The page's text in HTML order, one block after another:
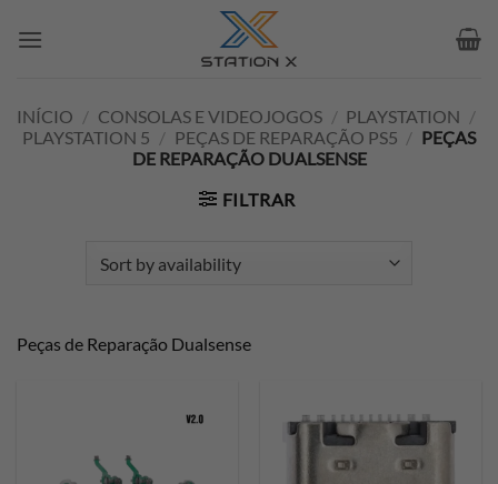
INÍCIO / CONSOLAS E VIDEOJOGOS / PLAYSTATION /
PLAYSTATION 5 / PEÇAS DE REPARAÇÃO PS5 / PEÇAS
DE REPARAÇÃO DUALSENSE
FILTRAR
Peças de Reparação Dualsense